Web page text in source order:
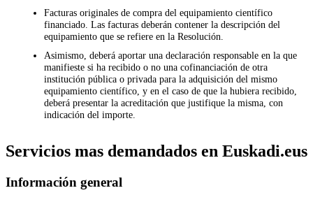
Facturas originales de compra del equipamiento científico
financiado. Las facturas deberán contener la descripción del
equipamiento que se refiere en la Resolución.
Asimismo, deberá aportar una declaración responsable en la que
manifieste si ha recibido o no una cofinanciación de otra
institución pública o privada para la adquisición del mismo
equipamiento científico, y en el caso de que la hubiera recibido,
deberá presentar la acreditación que justifique la misma, con
indicación del importe.
Servicios mas demandados en Euskadi.eus
Información general